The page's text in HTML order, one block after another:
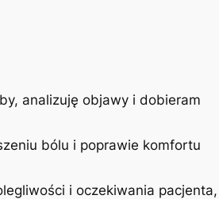
analizuję objawy i dobieram
bólu i poprawie komfortu
i oczekiwania pacjenta,